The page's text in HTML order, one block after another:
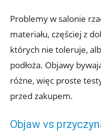
Problemy w salonie
materiału, częściej z
których nie toleruje,
podłoża. Objawy
różne, więc proste
przed zakupem.
Objaw vs